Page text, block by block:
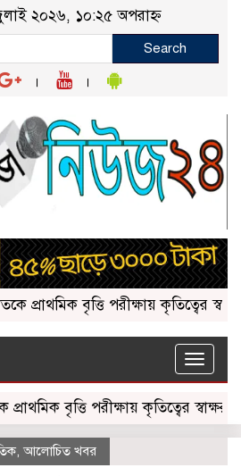
২০২৬, ১০:২৫ অপরাহ্ন
Search
বৃত্তি পরীক্ষায় কৃতিত্বের স্বাক্ষর,
Toggle
বৃত্তি পরীক্ষায় কৃতিত্বের স্বাক্ষর,
, আলোচিত খবর